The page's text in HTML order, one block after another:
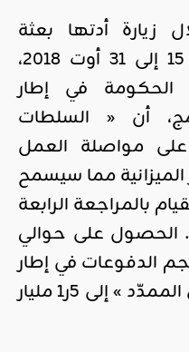
زيارة أدتها بعثة
الصندوق إلى تونس من 15 إلى 31 أوت 2018،
في إطار
أن « السلطات
مواصلة العمل
مما سيسمح
بالمراجعة الرابعة
سبتمبر 2018 ». الحصول على حوالي
حجم الدفوعات في إطار
برنامج « تسهيل الصندوق الممدّد » إلى 5ر1 مليار